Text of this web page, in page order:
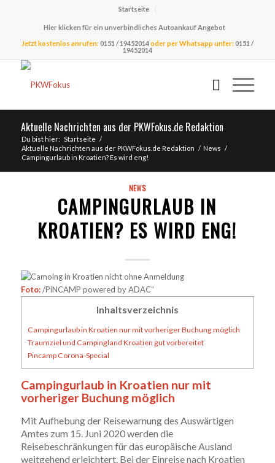
Startseite
Hier klicken für ein unverbindliches Autoankauf Angebot
Jetzt kostenlos anrufen:0151 / 19452014oder per Whatsapp unter:0151 /
19452014
Aktuelle Nachrichten aus der PKWFokus.de Redaktion
Du bist hier: Startseite /
Aktuelle Nachrichten aus der PKWFokus.de Redaktion / News /
Campingurlaub in Kroatien? Es wird eng!
NEWS
CAMPINGURLAUB IN
KROATIEN? ES WIRD ENG!
Foto:/PiNCAMP powered by ADAC“
Inhaltsverzeichnis
Campingurlaub in Kroatien nur mit vorheriger Buchung möglich
Traumziel und Campingland Kroatien gut vorbereitet
Pincamp Corona-Special
Campingurlaub in Kroatien nur mit
vorheriger Buchung möglich
Mit Aufhebung der Reisewarnung des Auswärtigen
Amtes zum 15. Juni 2020 werden die
Reisebeschränkungen für das europäische Ausland
weitgehend erleichtert. Bei der Einreise nach Kroatien